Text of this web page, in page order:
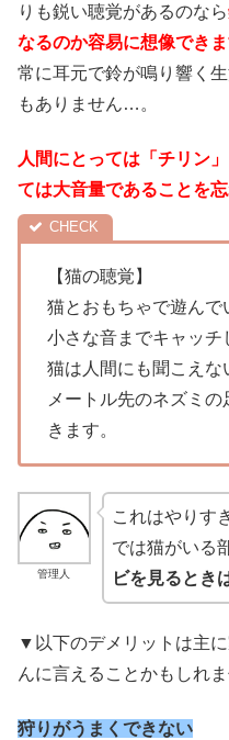
りも鋭い聴覚があるのなら
なるのか容易に想像できま
常に耳元で鈴が鳴り響く
もありません…。
人間にとっては「チリン
ては大音量であることを
【猫の聴覚】
猫とおもちゃで遊んで
小さな音までキャッチ
猫は人間にも聞こえ
メートル先のネズミ
きます。
管理人
これはやりす
では猫がいる
ビを見るとき
▼以下のデメリットは主
んに言えることかもしれま
狩りがうまくできない